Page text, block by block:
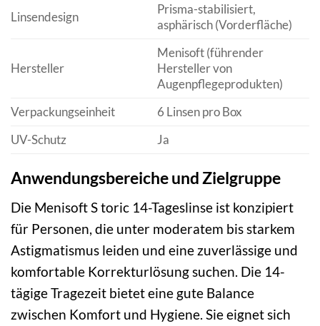
Linsendesign
Prisma-stabilisiert,
asphärisch (Vorderfläche)
Hersteller
Menisoft (führender
Hersteller von
Augenpflegeprodukten)
Verpackungseinheit
6 Linsen pro Box
UV-Schutz
Ja
Anwendungsbereiche und Zielgruppe
Die Menisoft S toric 14-Tageslinse ist konzipiert
für Personen, die unter moderatem bis starkem
Astigmatismus leiden und eine zuverlässige und
komfortable Korrekturlösung suchen. Die 14-
tägige Tragezeit bietet eine gute Balance
zwischen Komfort und Hygiene. Sie eignet sich